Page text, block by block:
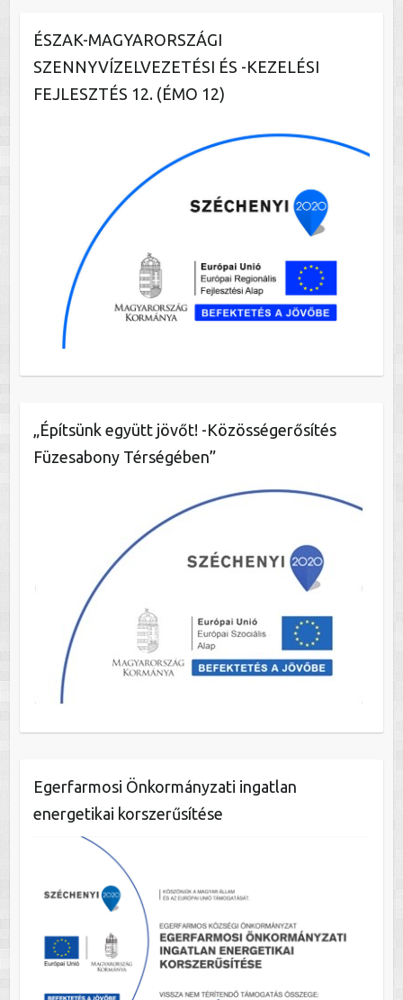
ÉSZAK-MAGYARORSZÁGI
SZENNYVÍZELVEZETÉSI ÉS -KEZELÉSI
FEJLESZTÉS 12. (ÉMO 12)
„Építsünk együtt jövőt! -Közösségerősítés
Füzesabony Térségében”
Egerfarmosi Önkormányzati ingatlan
energetikai korszerűsítése